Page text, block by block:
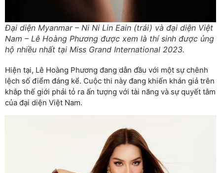
Đại diện Myanmar – Ni Ni Lin Eain (trái) và đại diện Việt
Nam – Lê Hoàng Phương được xem là thí sinh được ủng
hộ nhiều nhất tại Miss Grand International 2023.
Hiện tại, Lê Hoàng Phương đang dẫn đầu với một sự chênh
lệch số điểm đáng kể. Cuộc thi này đang khiến khán giả trên
khắp thế giới phải tỏ ra ấn tượng với tài năng và sự quyết tâm
của đại diện Việt Nam.